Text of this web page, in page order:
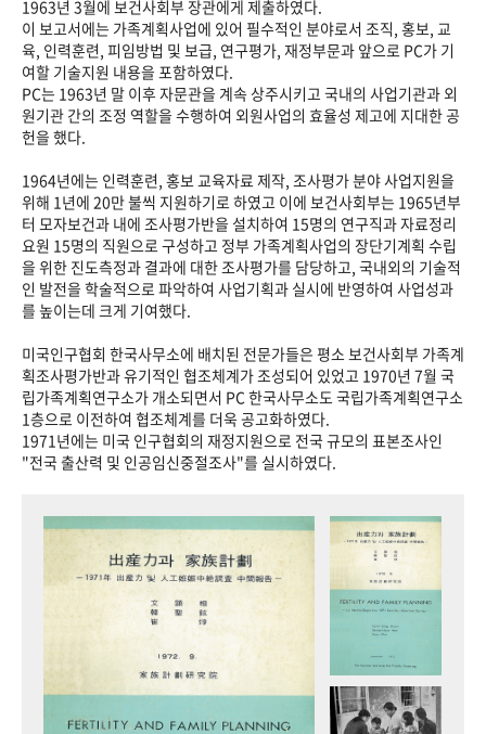
1963년 3월에 보건사회부 장관에게 제출하였다.
이 보고서에는 가족계획사업에 있어 필수적인 분야로서 조직, 홍보, 교
육, 인력훈련, 피임방법 및 보급, 연구평가, 재정부문과 앞으로 PC가 기
여할 기술지원 내용을 포함하였다.
PC는 1963년 말 이후 자문관을 계속 상주시키고 국내의 사업기관과 외
원기관 간의 조정 역할을 수행하여 외원사업의 효율성 제고에 지대한 공
헌을 했다.
1964년에는 인력훈련, 홍보 교육자료 제작, 조사평가 분야 사업지원을
위해 1년에 20만 불씩 지원하기로 하였고 이에 보건사회부는 1965년부
터 모자보건과 내에 조사평가반을 설치하여 15명의 연구직과 자료정리
요원 15명의 직원으로 구성하고 정부 가족계획사업의 장단기계획 수립
을 위한 진도측정과 결과에 대한 조사평가를 담당하고, 국내외의 기술적
인 발전을 학술적으로 파악하여 사업기획과 실시에 반영하여 사업성과
를 높이는데 크게 기여했다.
미국인구협회 한국사무소에 배치된 전문가들은 평소 보건사회부 가족계
획조사평가반과 유기적인 협조체계가 조성되어 있었고 1970년 7월 국
립가족계획연구소가 개소되면서 PC 한국사무소도 국립가족계획연구소
1층으로 이전하여 협조체계를 더욱 공고화하였다.
1971년에는 미국 인구협회의 재정지원으로 전국 규모의 표본조사인
"전국 출산력 및 인공임신중절조사"를 실시하였다.